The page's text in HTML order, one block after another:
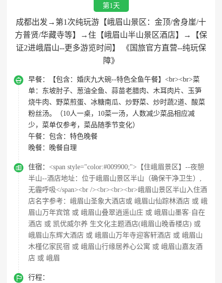
第1天
成都出发→第1次纯玩游【峨眉山景区：金顶/舍身崖/十
方普贤/华藏寺等】→住【峨眉山半山景区酒店】→【保
证2进峨眉山--更多游览时间】 《国旅官方直营--纯玩保
障》
 早餐：
【包含：婚庆九大碗--特色全鱼午餐】<br><br>菜
单：东坡肘子、葱油全鱼、蒜苗老腊肉、木耳肉片、玉笋
烧牛肉、野菜煎蛋、冰糖南瓜、炒野菜、炒时蔬2道、酸菜
粉丝汤。（10人一桌，10菜一汤，人数减少菜品相应减
少，菜单仅参考，菜品随季节变化）
午餐： 包含：特色晚餐
晚餐：
晚餐自理
 住宿： <span style="color:#009900;">【住峨眉景区】--夜憩
半山--酒店地址：位于峨眉山景区半山（确保干净卫生）,
无霾呼吸</span><br /><br><br><br>峨眉山景区半山入住酒
店名字参考：峨眉山圣象大酒店或 峨眉山仙踪林酒店 或 峨
眉山万年宾馆 或 峨眉山叠翠逍遥山庄 或 峨眉山墨客·自在
酒店 或 凯优威尔养 生文化主题酒店(峨眉山晚香楼店) 或
峨眉山东辉大酒店 或 峨眉山万年寺迎客轩酒店 或 峨眉山
木槿亿家民宿 或 峨眉山行缘居养心公寓 或 峨眉山嘉友酒
店 或 峨眉

行程：